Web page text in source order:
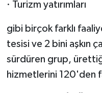
· Turizm yatırımları
gibi birçok farklı
tesisi ve 2 bini aşkın
sürdüren grup,
hizmetlerini 120'den